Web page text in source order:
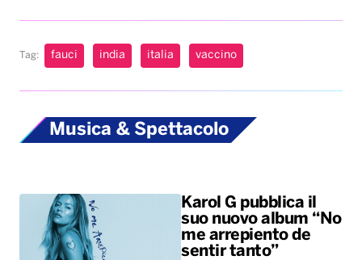
Tag: fauci india italia vaccino
Musica & Spettacolo
Karol G pubblica il
suo nuovo album “No
me arrepiento de
sentir tanto”